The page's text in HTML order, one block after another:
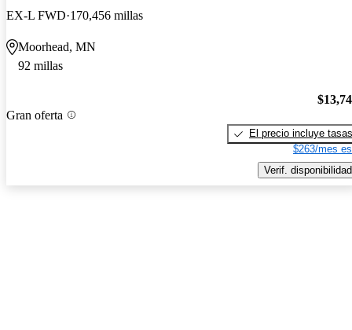
EX-L FWD 170,456 millas
Moorhead, MN
92 millas
Gran oferta
El precio incluye tasas
$263/mes
Verif. disponibilidad